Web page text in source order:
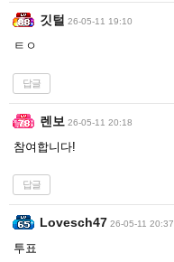
깃털 26-05-11 19:10
ㅌㅇ
답글
렌보 26-05-11 20:18
참여합니다!
답글
Lovesch47 26-05-11 20:37
투표